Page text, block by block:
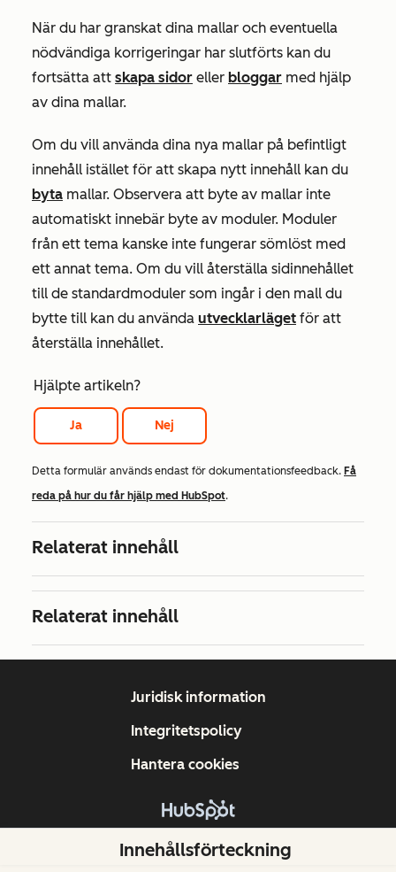
När du har granskat dina mallar och eventuella
nödvändiga korrigeringar har slutförts kan du
fortsätta att skapa sidor eller bloggar med hjälp
av dina mallar.
Om du vill använda dina nya mallar på befintligt
innehåll istället för att skapa nytt innehåll kan du
byta mallar. Observera att byte av mallar inte
automatiskt innebär byte av moduler. Moduler
från ett tema kanske inte fungerar sömlöst med
ett annat tema. Om du vill återställa sidinnehållet
till de standardmoduler som ingår i den mall du
bytte till kan du använda utvecklarläget för att
återställa innehållet.
Hjälpte artikeln?
Ja Nej
Detta formulär används endast för dokumentationsfeedback. Få
reda på hur du får hjälp med HubSpot.
Relaterat innehåll
Relaterat innehåll
Innehållsförteckning
Copyright © 2026 HubSpot, Inc.
Juridisk information
Integritetspolicy
Hantera cookies